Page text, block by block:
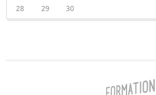
28
29 30